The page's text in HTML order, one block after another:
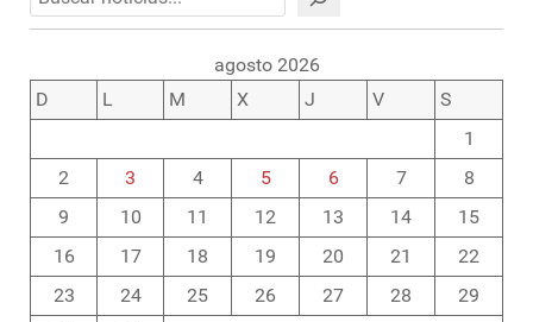
agosto 2026
D
L M X J V
S
1
2
3 4 5 6 7
8
9
10 11 12 13 14
15
16
17 18 19 20 21
22
23
24 25 26 27 28
29